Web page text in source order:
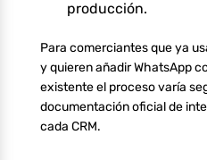
producción.
Para comerciantes que ya
y quieren añadir WhatsApp
existente el proceso varía
documentación oficial de
cada CRM.